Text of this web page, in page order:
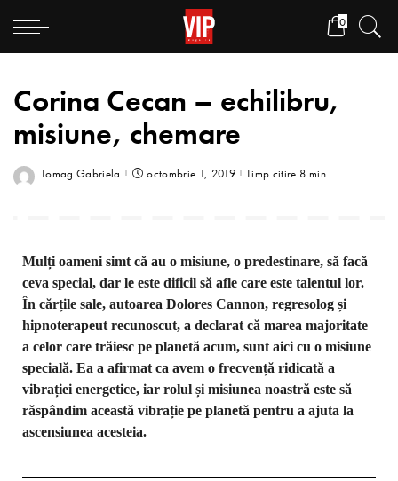
0
Corina Cecan – echilibru,
misiune, chemare
Tomag Gabriela octombrie 1, 2019 Timp citire 8 min
Mulți oameni simt că au o misiune, o predestinare, să facă
ceva special, dar le este dificil să afle care este talentul lor.
În cărțile sale, autoarea Dolores Cannon, regresolog și
hipnoterapeut recunoscut, a declarat că marea majoritate
a celor care trăiesc pe planetă acum, sunt aici cu o misiune
specială. Ea a afirmat ca avem o frecvență ridicată a
vibrației energetice, iar rolul și misiunea noastră este să
răspândim această vibrație pe planetă pentru a ajuta la
ascensiunea acesteia.